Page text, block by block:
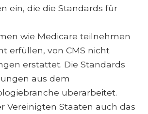
ein, die die Standards für
wie Medicare teilnehmen
erfüllen, von CMS nicht
erstattet. Die Standards
aus dem
überarbeitet.
Vereinigten Staaten auch das